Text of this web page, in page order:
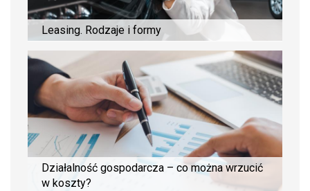
Leasing. Rodzaje i formy
Działalność gospodarcza – co można wrzucić
w koszty?